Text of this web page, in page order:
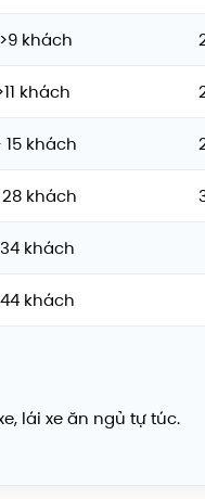
khách
khách
15 khách
khách
khách
khách
lái xe ăn ngủ tự túc.